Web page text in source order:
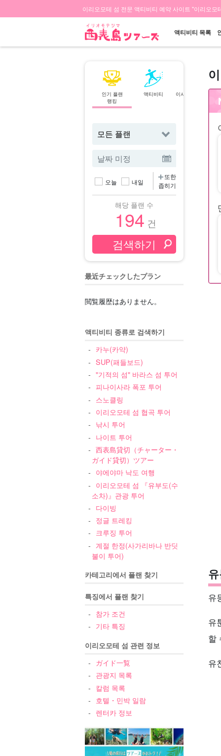
이리오모테 섬 전문 액티비티 예약 사이트 "이리오모
액티비티 목록
인기 플랜
랭킹
액티비티
이시가키섬⇄이리
오늘 내일
또한
좁히기
해당 플랜 수
194 건
最近チェックしたプラン
閲覧履歴はありません。
액티비티 종류로 검색하기
카누(카약)
SUP(패들보드)
"기적의 섬" 바라스 섬 투어
피나이사라 폭포 투어
스노클링
이리오모테 섬 협곡 투어
낚시 투어
나이트 투어
西表島貸切（チャーター・
ガイド貸切）ツアー
야에야마 낙도 여행
이리오모테 섬 『유부도(수
소차)』관광 투어
다이빙
정글 트레킹
크루징 투어
계절 한정(사가리바나 반딧
불이 투어)
카테고리에서 플랜 찾기
특징에서 플랜 찾기
참가 조건
기타 특징
이리오모테 섬 관련 정보
ガイド一覧
관광지 목록
칼럼 목록
호텔・민박 일람
렌터카 정보
유
유
할
유